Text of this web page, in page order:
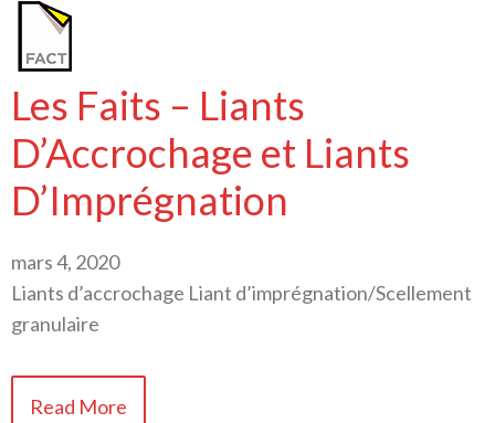
Les Faits – Liants
D’Accrochage et Liants
D’Imprégnation
mars 4, 2020
Liants d’accrochage Liant d’imprégnation/Scellement
granulaire
Read More